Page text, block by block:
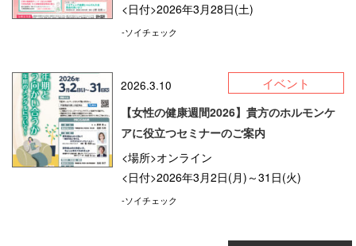
<日付>2026年3月28日(土)
-ソイチェック
2026.3.10 イベント
【女性の健康週間2026】貴方のホルモンケ
アに役立つセミナーのご案内
<場所>オンライン
<日付>2026年3月2日(月)～31日(火)
-ソイチェック